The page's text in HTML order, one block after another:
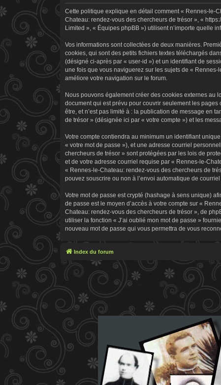
Cette politique explique en détail comment « Rennes-le-
Chateau: rendez-vous des chercheurs de trésor », «
Limited », « Équipes phpBB ») utilisent n’importe quelle
Vos informations sont collectées de deux manières.
cookies, qui sont des petits fichiers textes téléchargés
(désigné ci-après par « user-id ») et un identifiant de
une fois que vous naviguerez sur les sujets de «
améliore votre navigation sur le forum.
Nous pouvons également créer des cookies externes au
document qui est prévu pour couvrir seulement les
être, et n’est pas limité à : la publication de message en
de trésor » (désignée ici par « votre compte ») et les
Votre compte contiendra au minimum un identifiant
« votre mot de passe »), et une adresse courriel
chercheurs de trésor » sont protégées par les lois de
et de votre adresse courriel requise par « Rennes-le-
« Rennes-le-Chateau: rendez-vous des chercheurs de
pouvez souscrire ou non à l’envoi automatique de
Votre mot de passe est crypté (hashage à sens unique)
de passe est le moyen d’accès à votre compte sur «
Chateau: rendez-vous des chercheurs de trésor », de
utiliser la fonction « J’ai oublié mon mot de passe »
nouveau mot de passe qui vous permettra de vous
Index du forum